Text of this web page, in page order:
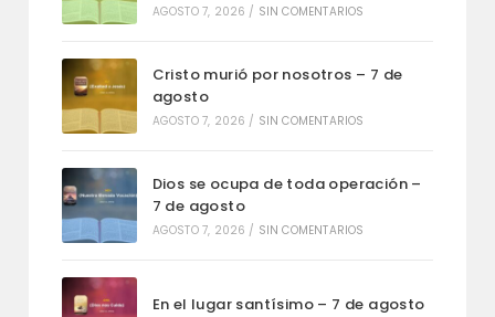
AGOSTO 7, 2026 / SIN COMENTARIOS
Cristo murió por nosotros – 7 de
agosto
AGOSTO 7, 2026 / SIN COMENTARIOS
Dios se ocupa de toda operación –
7 de agosto
AGOSTO 7, 2026 / SIN COMENTARIOS
En el lugar santísimo – 7 de agosto